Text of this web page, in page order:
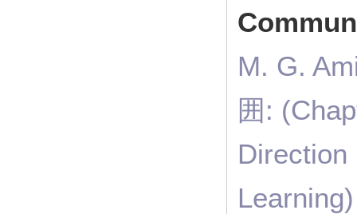
M. G.
囲:
Direction